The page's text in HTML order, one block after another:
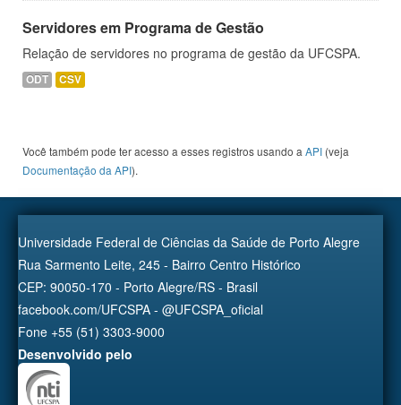
Servidores em Programa de Gestão
Relação de servidores no programa de gestão da UFCSPA.
ODT CSV
Você também pode ter acesso a esses registros usando a API (veja
Documentação da API).
Universidade Federal de Ciências da Saúde de Porto Alegre
Rua Sarmento Leite, 245 - Bairro Centro Histórico
CEP: 90050-170 - Porto Alegre/RS - Brasil
facebook.com/UFCSPA - @UFCSPA_oficial
Fone +55 (51) 3303-9000
Desenvolvido pelo